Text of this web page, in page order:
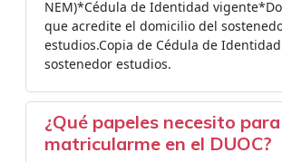
NEM)*Cédula de Identidad
que acredite el domicilio del
estudios.Copia de Cédula de
sostenedor estudios.
¿Qué papeles necesito para
matricularme en el DUOC?